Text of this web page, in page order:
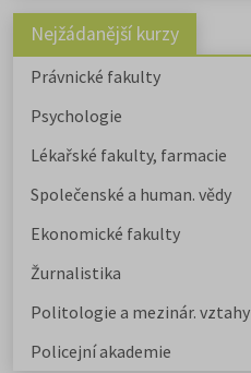
Nejžádanější kurzy
Právnické fakulty
Psychologie
Lékařské fakulty, farmacie
Společenské a human. vědy
Ekonomické fakulty
Žurnalistika
Politologie a mezinár. vztahy
Policejní akademie